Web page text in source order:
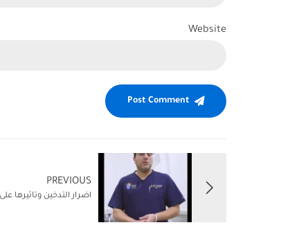
Website
Post Comment
PREVIOUS
اضرار التدخين وتاثيرها